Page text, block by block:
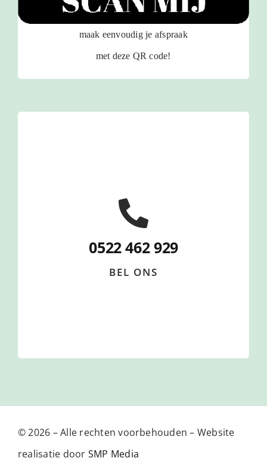
maak eenvoudig je afspraak
met deze QR code!
0522 462 929
BEL ONS
© 2026 – Alle rechten voorbehouden – Website
realisatie door SMP Media